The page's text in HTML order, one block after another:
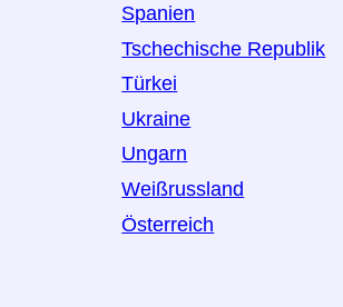
Spanien
Tschechische Republik
Türkei
Ukraine
Ungarn
Weißrussland
Österreich